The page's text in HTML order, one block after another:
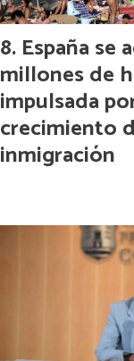
España se
millones de
impulsada
crecimiento
inmigración